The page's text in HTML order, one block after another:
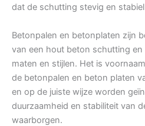
dat de schutting stevig en
Betonpalen en betonplaten zijn
van een hout beton schutting
maten en stijlen. Het is
de betonpalen en beton platen
en op de juiste wijze worden
duurzaamheid en stabiliteit van
waarborgen.